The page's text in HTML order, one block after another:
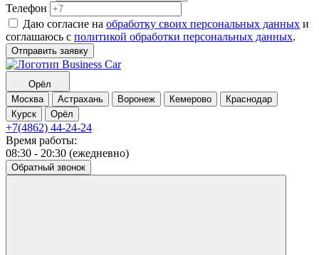
Телефон
Даю согласие на обработку своих персональных данных и
соглашаюсь с политикой обработки персональных данных.
Отправить заявку
Орёл
Москва
Астрахань Воронеж Кемерово
Краснодар
Курск
Орёл
+7(4862) 44-24-24
Время работы:
08:30 - 20:30 (ежедневно)
Обратный звонок